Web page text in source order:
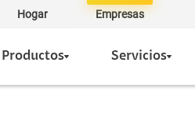
Hogar Empresas
Productos Servicios